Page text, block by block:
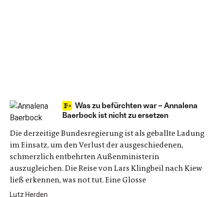
Was zu befürchten war – Annalena
Baerbock ist nicht zu ersetzen
Die derzeitige Bundesregierung ist als geballte Ladung
im Einsatz, um den Verlust der ausgeschiedenen,
schmerzlich entbehrten Außenministerin
auszugleichen. Die Reise von Lars Klingbeil nach Kiew
ließ erkennen, was not tut. Eine Glosse
Lutz Herden